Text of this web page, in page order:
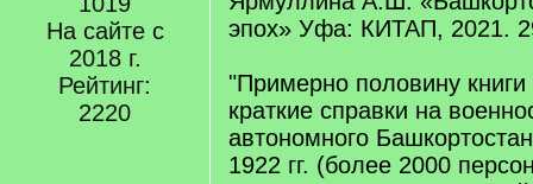
На сайте с
2018 г.
Рейтинг:
2220
эпох» Уфа: КИТАП, 2021.
"Примерно половину книги
краткие справки на
автономного
1922 гг. (более 2000